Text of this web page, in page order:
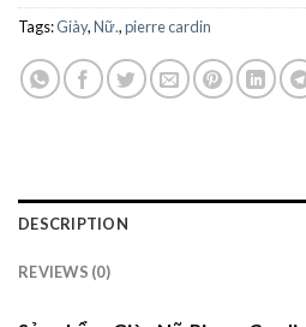
Tags:Giày,Nữ.,pierre cardin
DESCRIPTION
REVIEWS (0)